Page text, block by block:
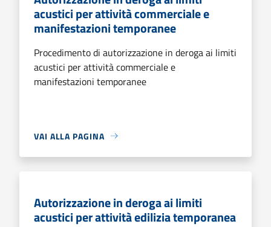
acustici per attività commerciale e
manifestazioni temporanee
Procedimento di autorizzazione in deroga ai limiti
acustici per attività commerciale e
manifestazioni temporanee
VAI ALLA PAGINA
Autorizzazione in deroga ai limiti
acustici per attività edilizia temporanea